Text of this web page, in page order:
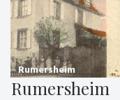
Rumersheim
Rumersheim